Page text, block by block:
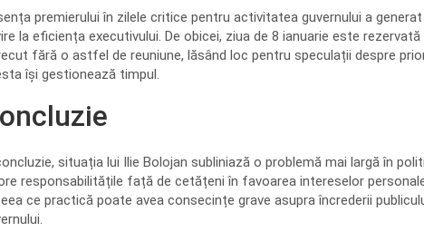
premierului în zilele critice pentru activitatea guvernului a
la eficiența executivului. De obicei, ziua de 8 ianuarie este
fără o astfel de reuniune, lăsând loc pentru speculații despre
își gestionează timpul.
situația lui Ilie Bolojan subliniază o problemă mai largă în
responsabilitățile față de cetățeni în favoarea intereselor
ce practică poate avea consecințe grave asupra încrederii